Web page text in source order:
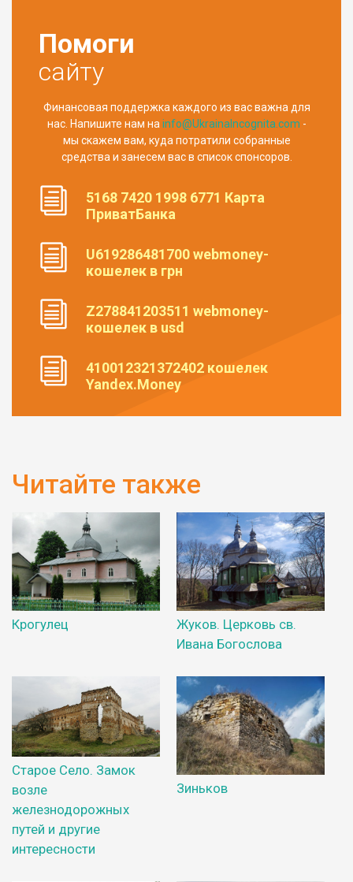
Помоги
сайту
Финансовая поддержка каждого из вас важна для
нас. Напишите нам на info@UkrainaIncognita.com -
мы скажем вам, куда потратили собранные
средства и занесем вас в список спонсоров.
5168 7420 1998 6771 Карта
ПриватБанка
U619286481700 webmoney-
кошелек в грн
Z278841203511 webmoney-
кошелек в usd
410012321372402 кошелек
Yandex.Money
Читайте также
Крогулец
Жуков. Церковь св.
Ивана Богослова
Старое Село. Замок
возле
железнодорожных
путей и другие
интересности
Зиньков